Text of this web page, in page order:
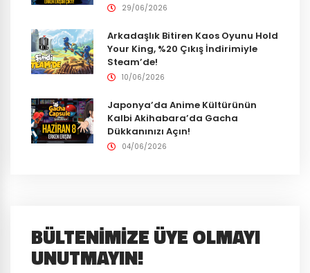
29/06/2026
Arkadaşlık Bitiren Kaos Oyunu Hold
Your King, %20 Çıkış İndirimiyle
Steam’de!
10/06/2026
Japonya’da Anime Kültürünün
Kalbi Akihabara’da Gacha
Dükkanınızı Açın!
04/06/2026
BÜLTENIMIZE ÜYE OLMAYI
UNUTMAYIN!